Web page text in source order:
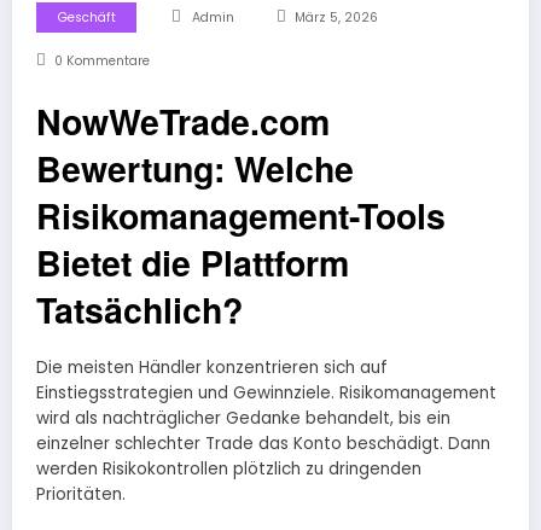
Geschäft Admin März 5, 2026
0 Kommentare
NowWeTrade.com
Bewertung: Welche
Risikomanagement-Tools
Bietet die Plattform
Tatsächlich?
Die meisten Händler konzentrieren sich auf
Einstiegsstrategien und Gewinnziele. Risikomanagement
wird als nachträglicher Gedanke behandelt, bis ein
einzelner schlechter Trade das Konto beschädigt. Dann
werden Risikokontrollen plötzlich zu dringenden
Prioritäten.